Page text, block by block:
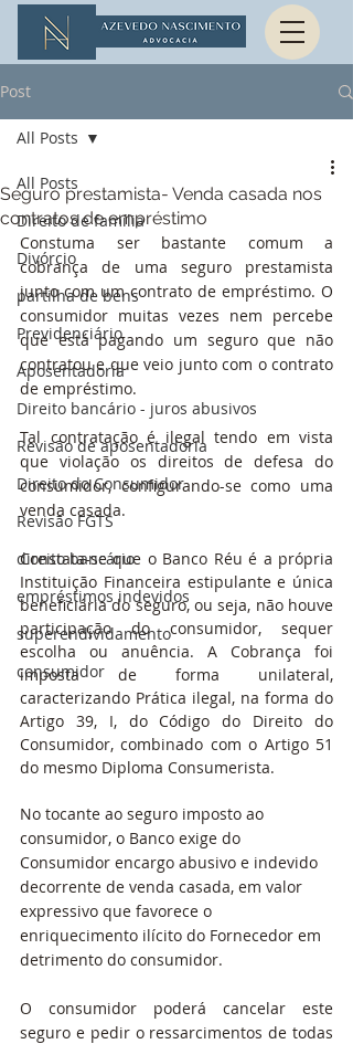
Post
All Posts
Direito de família
Divórcio
partilha de bens
Previdenciário
Aposentadoria
Direito bancário - juros abusivos
Revisão de aposentadoria
Direito do Consumidor
Revisão FGTS
direito bancário
empréstimos indevidos
superendividamento
consumidor
All Posts
Seguro prestamista- Venda casada nos
contratos de empréstimo
Constuma ser bastante comum a
cobrança de uma seguro prestamista
junto com um contrato de empréstimo. O
consumidor muitas vezes nem percebe
que está pagando um seguro que não
contratou e que veio junto com o contrato
de empréstimo.
Tal contratação é ilegal tendo em vista
que violação os direitos de defesa do
consumidor, configurando-se como uma
venda casada.
Constata-se que o Banco Réu é a própria
Instituição Financeira estipulante e única
beneficiária do seguro, ou seja, não houve
participação do consumidor, sequer
escolha ou anuência. A Cobrança foi
imposta de forma unilateral,
caracterizando Prática ilegal, na forma do
Artigo 39, I, do Código do Direito do
Consumidor, combinado com o Artigo 51
do mesmo Diploma Consumerista.
No tocante ao seguro imposto ao
consumidor, o Banco exige do
Consumidor encargo abusivo e indevido
decorrente de venda casada, em valor
expressivo que favorece o
enriquecimento ilícito do Fornecedor em
detrimento do consumidor.
O consumidor poderá cancelar este
seguro e pedir o ressarcimentos de todas